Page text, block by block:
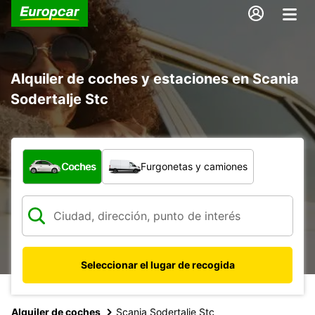
Alquiler de coches y estaciones en Scania
Sodertalje Stc
¿Qué tipo de vehículo?
Coches Furgonetas y camiones
Seleccionar el lugar de recogida
Alquiler de coches Scania Sodertalje Stc